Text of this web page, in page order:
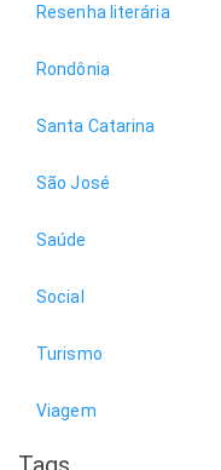
Resenha literária
Rondônia
Santa Catarina
São José
Saúde
Social
Turismo
Viagem